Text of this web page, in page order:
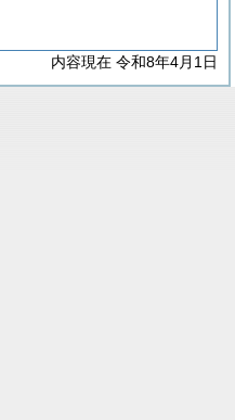
内容現在 令和8年4月1日